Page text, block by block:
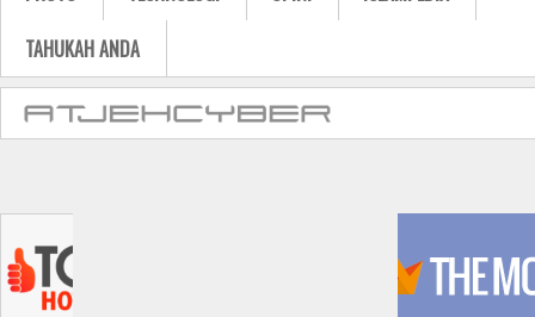
TAHUKAH ANDA